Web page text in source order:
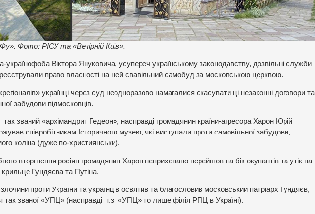
Фото: РІСУ та «Вечірній Київ».
українофоба Віктора Януковича, усупереч українському законодавству, дозвільні служби
право власності на цей свавільний самобуд за московською церквою.
українці через суд неодноразово намагалися скасувати ці незаконні договори та
забудови підмосковців.
званий «архімандрит Гедеон», насправді громадянин країни-агресора Харон Юрій
співробітникам Історичного музею, які виступали проти самовільної забудови,
коліна (дуже по-християнськи).
вторгнення росіян громадянин Харон неприховано перейшов на бік окупантів та утік на
крильце Гундяєва та Путіна.
проти України та українців освятив та благословив московський патріарх Гундяєв,
так званої «УПЦ» (насправді т.з. «УПЦ» то лише філія РПЦ в Україні).